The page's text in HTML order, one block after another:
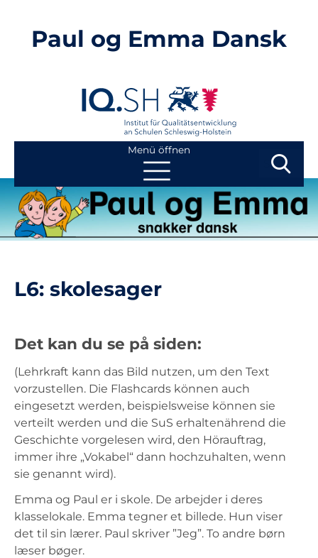
Paul og Emma Dansk
Menü öffnen
Navigation
überspringen
Start
Suchen
L6: skolesager
Det kan du se på siden:
(Lehrkraft kann das Bild nutzen, um den Text
vorzustellen. Die Flashcards können auch
eingesetzt werden, beispielsweise können sie
verteilt werden und die SuS erhaltenährend die
Geschichte vorgelesen wird, den Hörauftrag,
immer ihre „Vokabel“ dann hochzuhalten, wenn
sie genannt wird).
Emma og Paul er i skole. De arbejder i deres
klasselokale. Emma tegner et billede. Hun viser
det til sin lærer. Paul skriver ”Jeg”. To andre børn
læser bøger.